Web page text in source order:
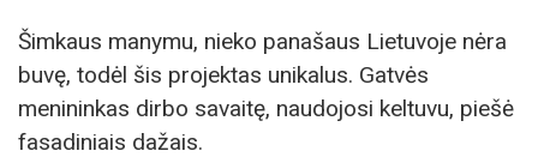
Šimkaus manymu, nieko panašaus Lietuvoje nėra
buvę, todėl šis projektas unikalus. Gatvės
menininkas dirbo savaitę, naudojosi keltuvu, piešė
fasadiniais dažais.